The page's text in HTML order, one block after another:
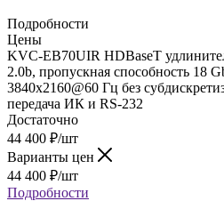
Подробности
Цены
KVC-EB70UIR HDBaseT
2.0b, пропускная способность 18
3840х2160@60 Гц без
передача ИК и RS-232
Достаточно
44 400 ₽/шт
Варианты цен
44 400 ₽/шт
Подробности